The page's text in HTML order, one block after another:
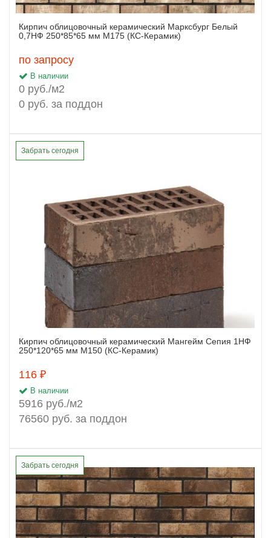
Кирпич облицовочный керамический Марксбург Белый
0,7НФ 250*85*65 мм М175 (КС-Керамик)
по запросу
В наличии
0 руб./м2
0 руб. за поддон
Забрать сегодня
Заказать
Кирпич облицовочный керамический Мангейм Сепия 1НФ
250*120*65 мм М150 (КС-Керамик)
116 ₽
В наличии
5916 руб./м2
76560 руб. за поддон
Забрать сегодня